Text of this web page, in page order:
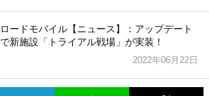
ロードモバイル【ニュース】：アップデート
で新施設「トライアル戦場」が実装！
2022年06月22日